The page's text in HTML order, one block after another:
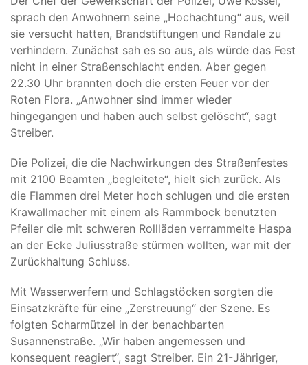
sprach den Anwohnern seine „Hochachtung“ aus, weil
sie versucht hatten, Brandstiftungen und Randale zu
verhindern. Zunächst sah es so aus, als würde das Fest
nicht in einer Straßenschlacht enden. Aber gegen
22.30 Uhr brannten doch die ersten Feuer vor der
Roten Flora. „Anwohner sind immer wieder
hingegangen und haben auch selbst gelöscht“, sagt
Streiber.
Die Polizei, die die Nachwirkungen des Straßenfestes
mit 2100 Beamten „begleitete“, hielt sich zurück. Als
die Flammen drei Meter hoch schlugen und die ersten
Krawallmacher mit einem als Rammbock benutzten
Pfeiler die mit schweren Rollläden verrammelte Haspa
an der Ecke Juliusstraße stürmen wollten, war mit der
Zurückhaltung Schluss.
Mit Wasserwerfern und Schlagstöcken sorgten die
Einsatzkräfte für eine „Zerstreuung“ der Szene. Es
folgten Scharmützel in der benachbarten
Susannenstraße. „Wir haben angemessen und
konsequent reagiert“, sagt Streiber. Ein 21-Jähriger,